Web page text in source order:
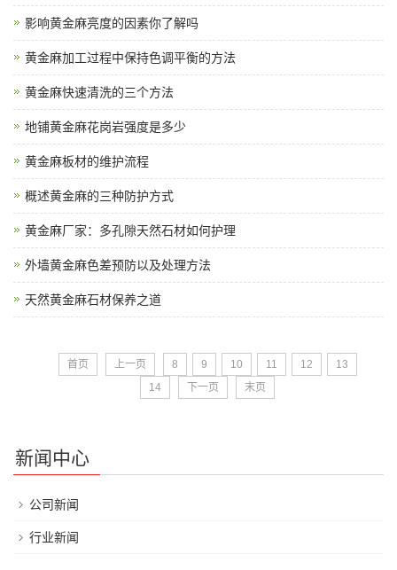
影响黄金麻亮度的因素你了解吗
黄金麻加工过程中保持色调平衡的方法
黄金麻快速清洗的三个方法
地铺黄金麻花岗岩强度是多少
黄金麻板材的维护流程
概述黄金麻的三种防护方式
黄金麻厂家：多孔隙天然石材如何护理
外墙黄金麻色差预防以及处理方法
天然黄金麻石材保养之道
首页 上一页 8 9 10 11 12
13
14
下一页 末页
新闻中心
公司新闻
行业新闻